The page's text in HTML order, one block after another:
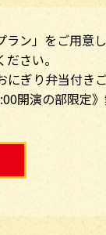
ラン」をご用意
さい。
にぎり弁当付き
開演の部限定